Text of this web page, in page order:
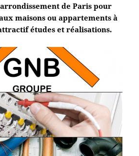
de Paris pour
maisons ou appartements à
études et réalisations.